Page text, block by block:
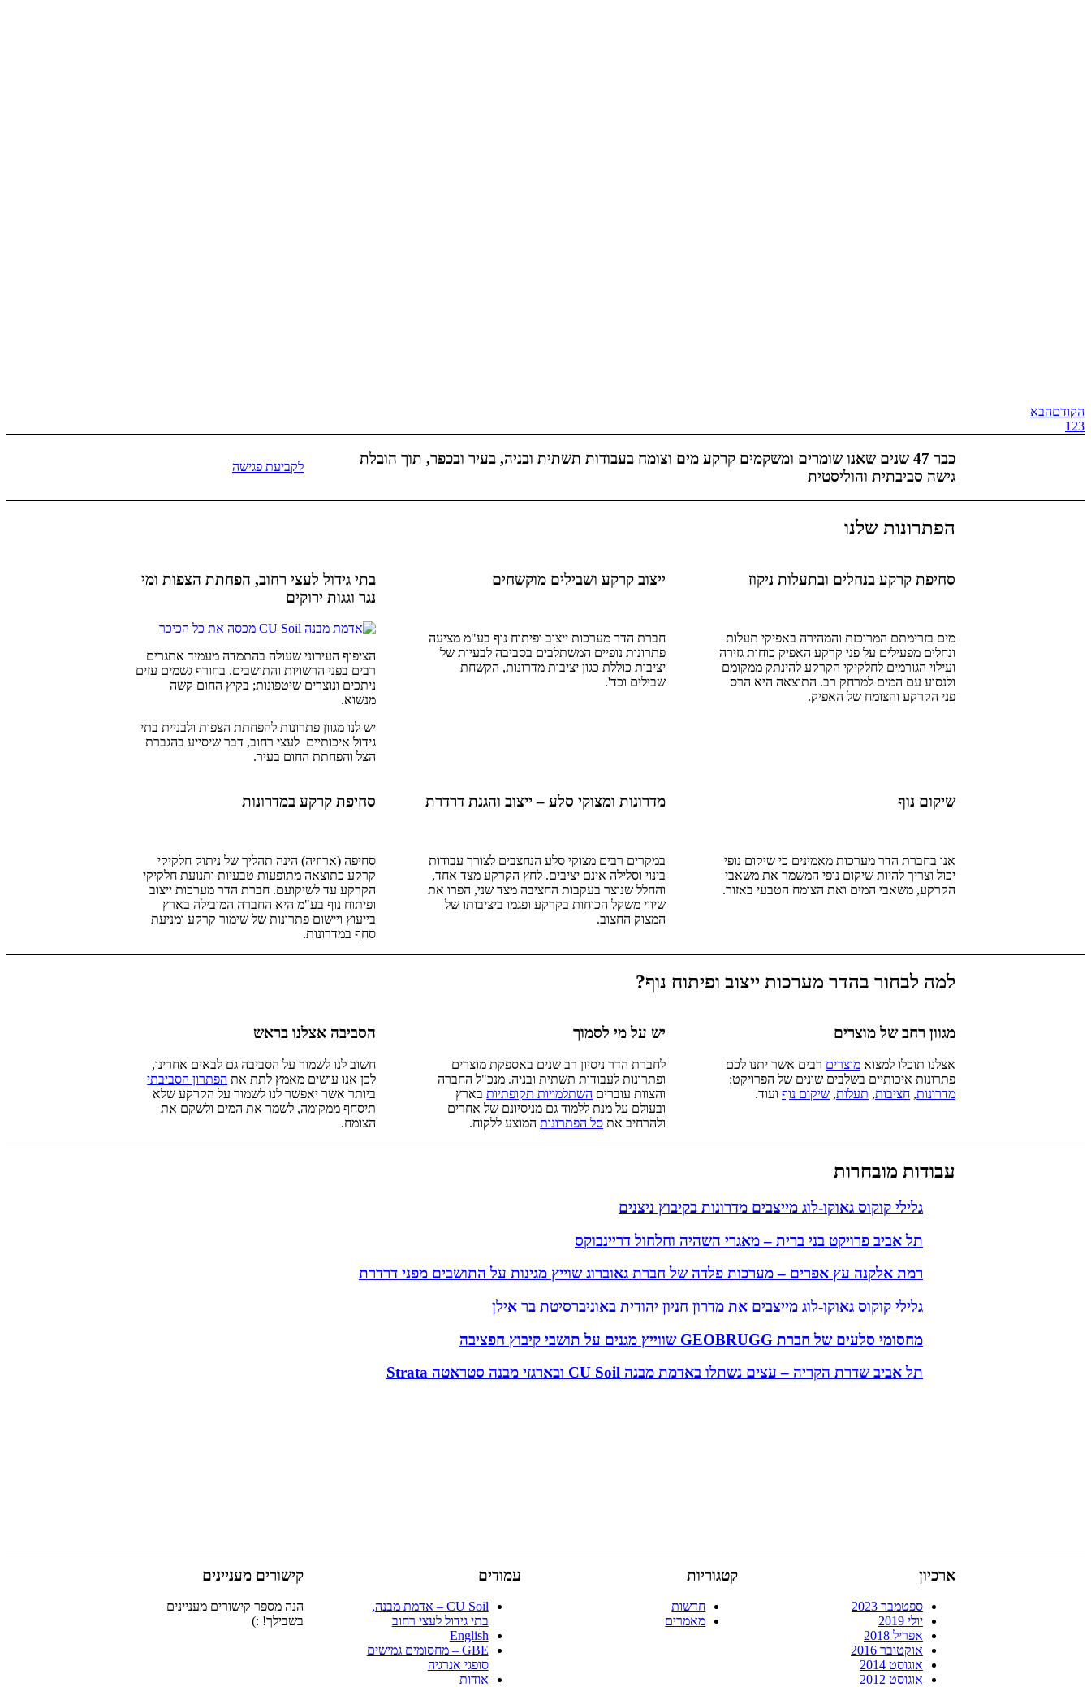
הקודםהבא
1 23
כבר 47 שנים שאנו שומרים ומשקמים קרקע מים וצומח בעבודות תשתית ובניה, בעיר ובכפר, תוך הובלת
גישה סביבתית והוליסטית
לקביעת פגישה
הפתרונות שלנו
בתי גידול לעצי רחוב, הפחתת הצפות ומי
נגר וגגות ירוקים
הציפוף העירוני שעולה בהתמדה מעמיד אתגרים
רבים בפני הרשויות והתושבים. בחורף גשמים עזים
ניתכים ונוצרים שיטפונות; בקיץ החום קשה
מנשוא.
יש לנו מגוון פתרונות להפחתת הצפות ולבניית בתי
גידול איכותיים לעצי רחוב, דבר שיסייע בהגברת
הצל והפחתת החום בעיר.
ייצוב קרקע ושבילים מוקשחים
חברת הדר מערכות ייצוב ופיתוח נוף בע"מ מציעה
פתרונות נופיים המשתלבים בסביבה לבעיות של
יציבות כוללת כגון יציבות מדרונות, הקשחת
שבילים וכד'.
סחיפת קרקע בנחלים ובתעלות ניקוז
מים בזרימתם המרוכזת והמהירה באפיקי תעלות
ונחלים מפעילים על פני קרקע האפיק כוחות גזירה
ועילוי הגורמים לחלקיקי הקרקע להינתק ממקומם
ולנסוע עם המים למרחק רב. התוצאה היא הרס
פני הקרקע והצומח של האפיק.
סחיפת קרקע במדרונות
סחיפה (ארוזיה) הינה תהליך של ניתוק חלקיקי
קרקע כתוצאה מתופעות טבעיות ותנועת חלקיקי
הקרקע עד לשיקועם. חברת הדר מערכות ייצוב
ופיתוח נוף בע"מ היא החברה המובילה בארץ
בייעוץ ויישום פתרונות של שימור קרקע ומניעת
סחף במדרונות.
מדרונות ומצוקי סלע – ייצוב והגנת דרדרת
במקרים רבים מצוקי סלע הנחצבים לצורך עבודות
בינוי וסלילה אינם יציבים. לחץ הקרקע מצד אחד,
והחלל שנוצר בעקבות החציבה מצד שני, הפרו את
שיווי משקל הכוחות בקרקע ופגמו ביציבותו של
המצוק החצוב.
שיקום נוף
אנו בחברת הדר מערכות מאמינים כי שיקום נופי
יכול וצריך להיות שיקום נופי המשמר את משאבי
הקרקע, משאבי המים ואת הצומח הטבעי באזור.
למה לבחור בהדר מערכות ייצוב ופיתוח נוף?
הסביבה אצלנו בראש
חשוב לנו לשמור על הסביבה גם לבאים אחרינו,
לכן אנו עושים מאמץ לתת את הפתרון הסביבתי
ביותר אשר יאפשר לנו לשמור על הקרקע שלא
תיסחף ממקומה, לשמר את המים ולשקם את
הצומח.
יש על מי לסמוך
לחברת הדר ניסיון רב שנים באספקת מוצרים
ופתרונות לעבודות תשתית ובניה. מנכ"ל החברה
והצוות עוברים השתלמויות תקופתיותבארץ
ובעולם על מנת ללמוד גם מניסיונם של אחרים
ולהרחיב את סל הפתרונותהמוצע ללקוח.
מגוון רחב של מוצרים
אצלנו תוכלו למצואמוצרים רבים אשר יתנו לכם
פתרונות איכותיים בשלבים שונים של הפרויקט:
מדרונות,חציבות, תעלות,שיקום נוף ועוד.
עבודות מובחרות
גלילי קוקוס גאוקו-לוג מייצבים מדרונות בקיבוץ ניצנים
תל אביב פרויקט בני ברית – מאגרי השהיה וחלחול דריינבוקס
רמת אלקנה עץ אפרים – מערכות פלדה של חברת גאוברוג שוייץ מגינות על התושבים מפני דרדרת
גלילי קוקוס גאוקו-לוג מייצבים את מדרון חניון יהודית באוניברסיטת בר אילן
מחסומי סלעים של חברת GEOBRUGG שווייץ מגנים על תושבי קיבוץ חפציבה
תל אביב שדרת הקריה – עצים נשתלו באדמת מבנה CU Soil ובארגזי מבנה סטראטה Strata
קישורים מעניינים
הנה מספר קישורים מעניינים
בשבילך! :)
עמודים
CU Soil – אדמת מבנה,
בתי גידול לעצי רחוב
English
GBE – מחסומים גמישים
סופגי אנרגיה
אודות
קטגוריות
חדשות
מאמרים
ארכיון
ספטמבר 2023
יולי 2019
אפריל 2018
אוקטובר 2016
אוגוסט 2014
אוגוסט 2012